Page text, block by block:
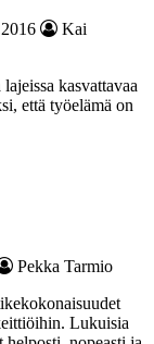
Kai
kasvattavaa
että työelämä on
Pekka Tarmio
Lukuisia